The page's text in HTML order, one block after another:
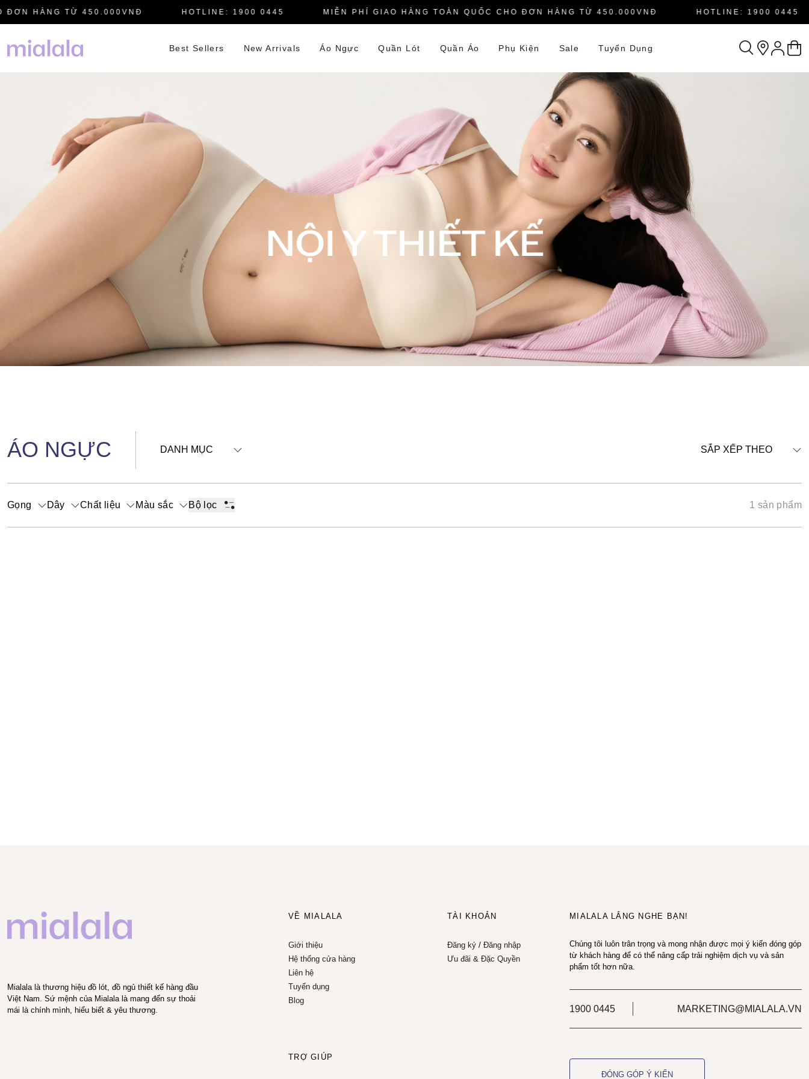
HÀNG TỪ 450.000VNĐ HOTLINE: 1900 0445 MIỄN PHÍ GIAO HÀNG TOÀN QUỐC CHO ĐƠN HÀNG TỪ 450.000VNĐ HOTLINE: 1900 0445
Best Sellers New Arrivals Áo Ngực Quần Lót Quần Áo Phụ Kiện Sale Tuyển Dụng
ÁO NGỰC DANH MỤC SẮP XẾP THEO
Gọng Dây Chất liệu Màu sắc Bộ lọc 1 sản phẩm
Mialala là thương hiệu đồ lót, đồ ngủ thiết kế hàng đầu
Việt Nam. Sứ mệnh của Mialala là mang đến sự thoải
mái là chính mình, hiểu biết & yêu thương.
VỀ MIALALA
Giới thiệu
Hệ thống cửa hàng
Liên hệ
Tuyển dụng
Blog
TÀI KHOẢN
Đăng ký/ Đăng nhập
Ưu đãi & Đặc Quyền
TRỢ GIÚP
MIALALA LẮNG NGHE BẠN!
Chúng tôi luôn trân trọng và mong nhận được mọi ý kiến đóng góp
từ khách hàng để có thể nâng cấp trải nghiệm dịch vụ và sản
phẩm tốt hơn nữa.
1900 0445 MARKETING@MIALALA.VN
ĐÓNG GÓP Ý KIẾN